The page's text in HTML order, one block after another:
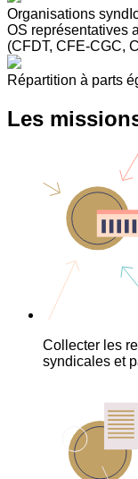
Organisations
OS représentatives
(CFDT, CFE-CGC,
Répartition à parts
Les
Collecter les
syndicales et